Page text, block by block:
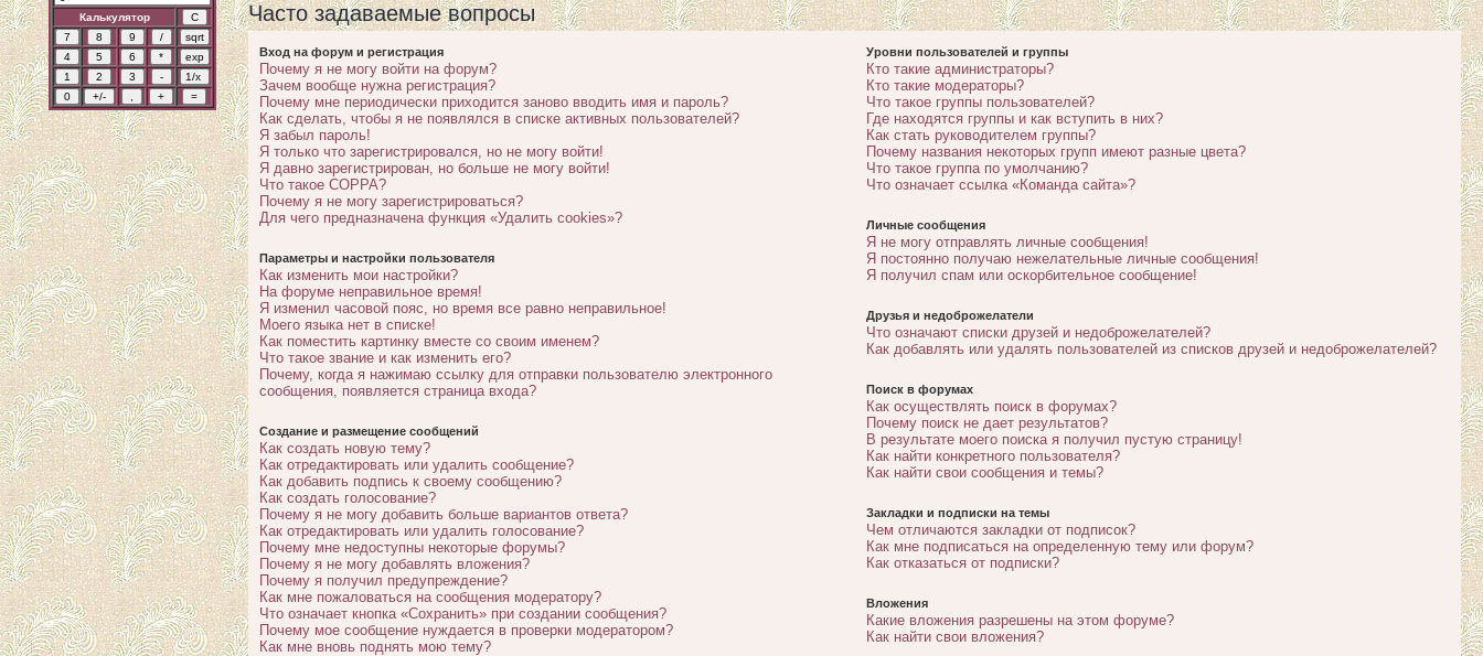
Калькулятор Часто задаваемые вопросы
Вход на форум и регистрация
Почему я не могу войти на форум?
Зачем вообще нужна регистрация?
Почему мне периодически приходится заново вводить имя и пароль?
Как сделать, чтобы я не появлялся в списке активных пользователей?
Я забыл пароль!
Я только что зарегистрировался, но не могу войти!
Я давно зарегистрирован, но больше не могу войти!
Что такое COPPA?
Почему я не могу зарегистрироваться?
Для чего предназначена функция «Удалить cookies»?
Параметры и настройки пользователя
Как изменить мои настройки?
На форуме неправильное время!
Я изменил часовой пояс, но время все равно неправильное!
Моего языка нет в списке!
Как поместить картинку вместе со своим именем?
Что такое звание и как изменить его?
Почему, когда я нажимаю ссылку для отправки пользователю электронного
сообщения, появляется страница входа?
Создание и размещение сообщений
Как создать новую тему?
Как отредактировать или удалить сообщение?
Как добавить подпись к своему сообщению?
Как создать голосование?
Почему я не могу добавить больше вариантов ответа?
Как отредактировать или удалить голосование?
Почему мне недоступны некоторые форумы?
Почему я не могу добавлять вложения?
Почему я получил предупреждение?
Как мне пожаловаться на сообщения модератору?
Что означает кнопка «Сохранить» при создании сообщения?
Почему мое сообщение нуждается в проверки модератором?
Как мне вновь поднять мою тему?
Уровни пользователей и группы
Кто такие администраторы?
Кто такие модераторы?
Что такое группы пользователей?
Где находятся группы и как вступить в них?
Как стать руководителем группы?
Почему названия некоторых групп имеют разные цвета?
Что такое группа по умолчанию?
Что означает ссылка «Команда сайта»?
Личные сообщения
Я не могу отправлять личные сообщения!
Я постоянно получаю нежелательные личные сообщения!
Я получил спам или оскорбительное сообщение!
Друзья и недоброжелатели
Что означают списки друзей и недоброжелателей?
Как добавлять или удалять пользователей из списков друзей и недоброжелателей?
Поиск в форумах
Как осуществлять поиск в форумах?
Почему поиск не дает результатов?
В результате моего поиска я получил пустую страницу!
Как найти конкретного пользователя?
Как найти свои сообщения и темы?
Закладки и подписки на темы
Чем отличаются закладки от подписок?
Как мне подписаться на определенную тему или форум?
Как отказаться от подписки?
Вложения
Какие вложения разрешены на этом форуме?
Как найти свои вложения?